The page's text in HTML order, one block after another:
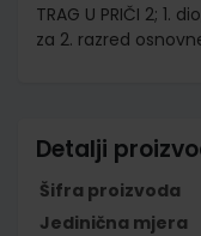
TRAG U PRIČI 2; 1.
za 2. razred
Detalji
Šifra proizvoda
Jedinična mjera